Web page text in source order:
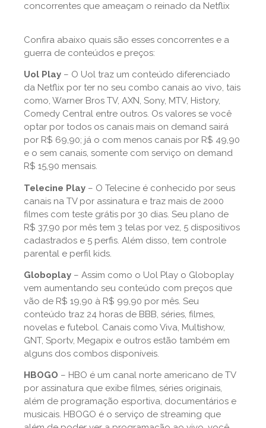
concorrentes que ameaçam o reinado da Netflix
Confira abaixo quais são esses concorrentes e a
guerra de conteúdos e preços:
Uol Play – O Uol traz um conteúdo diferenciado
da Netflix por ter no seu combo canais ao vivo, tais
como, Warner Bros TV, AXN, Sony, MTV, History,
Comedy Central entre outros. Os valores se você
optar por todos os canais mais on demand sairá
por R$ 69,90; já o com menos canais por R$ 49,90
e o sem canais, somente com serviço on demand
R$ 15,90 mensais.
Telecine Play – O Telecine é conhecido por seus
canais na TV por assinatura e traz mais de 2000
filmes com teste grátis por 30 dias. Seu plano de
R$ 37,90 por mês tem 3 telas por vez, 5 dispositivos
cadastrados e 5 perfis. Além disso, tem controle
parental e perfil kids.
Globoplay – Assim como o Uol Play o Globoplay
vem aumentando seu conteúdo com preços que
vão de R$ 19,90 à R$ 99,90 por mês. Seu
conteúdo traz 24 horas de BBB, séries, filmes,
novelas e futebol. Canais como Viva, Multishow,
GNT, Sportv, Megapix e outros estão também em
alguns dos combos disponíveis.
HBOGO – HBO é um canal norte americano de TV
por assinatura que exibe filmes, séries originais,
além de programação esportiva, documentários e
musicais. HBOGO é o serviço de streaming que